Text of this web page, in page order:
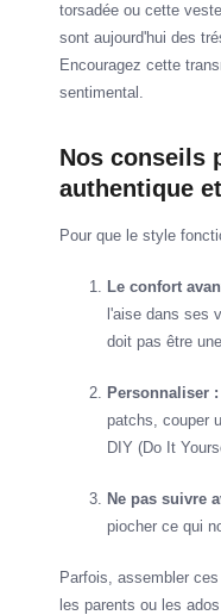
torsadée ou cette
sont aujourd'hui des
Encouragez cette
sentimental.
Nos conseils
authentique
Pour que le style
Le confort
l'aise dans ses
doit pas être
Personnaliser :
patchs, couper
DIY (Do It
Ne pas suivre
piocher ce qui
Parfois, assembler
les parents ou les